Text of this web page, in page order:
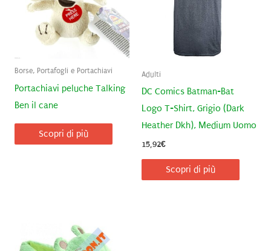
Borse, Portafogli e Portachiavi
Portachiavi peluche Talking
Ben il cane
Scopri di più
Adulti
DC Comics Batman-Bat
Logo T-Shirt, Grigio (Dark
Heather Dkh), Medium Uomo
15,92€
Scopri di più